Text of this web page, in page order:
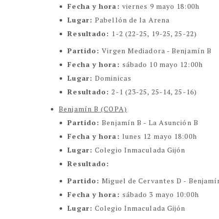
Fecha y hora: viernes 9 mayo 18:00h
Lugar:Pabellón de la Arena
Resultado: 1-2 (22-25, 19-25, 25-22)
Partido:Virgen Mediadora -Benjamín B
Fecha y hora: sábado 10 mayo 12:00h
Lugar:Dominicas
Resultado:2-1 (23-25, 25-14, 25-16)
Benjamín B (COPA)
Partido:Benjamín B - La Asunción B
Fecha y hora: lunes 12 mayo 18:00h
Lugar:Colegio Inmaculada Gijón
Resultado:
Partido:Miguel de Cervantes D -
Fecha y hora: sábado 3 mayo 10:00h
Lugar:Colegio Inmaculada Gijón